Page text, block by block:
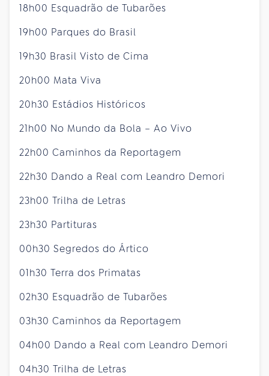
18h00 Esquadrão de Tubarões
19h00 Parques do Brasil
19h30 Brasil Visto de Cima
20h00 Mata Viva
20h30 Estádios Históricos
21h00 No Mundo da Bola – Ao Vivo
22h00 Caminhos da Reportagem
22h30 Dando a Real com Leandro Demori
23h00 Trilha de Letras
23h30 Partituras
00h30 Segredos do Ártico
01h30 Terra dos Primatas
02h30 Esquadrão de Tubarões
03h30 Caminhos da Reportagem
04h00 Dando a Real com Leandro Demori
04h30 Trilha de Letras